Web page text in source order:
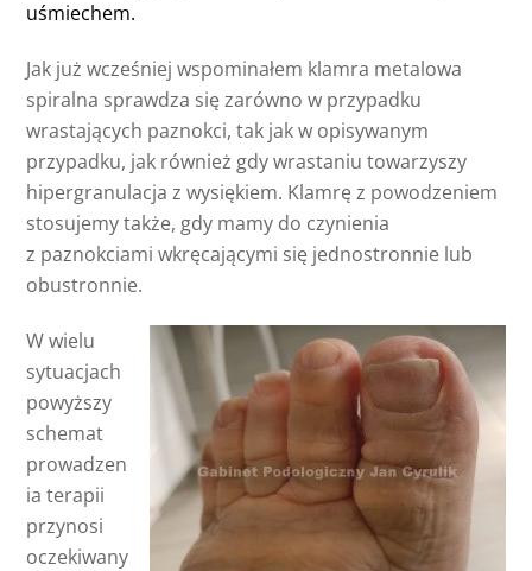
uśmiechem.
Jak już wcześniej wspominałem klamra metalowa
spiralna sprawdza się zarówno w przypadku
wrastających paznokci, tak jak w opisywanym
przypadku, jak również gdy wrastaniu towarzyszy
hipergranulacja z wysiękiem. Klamrę z powodzeniem
stosujemy także, gdy mamy do czynienia
z paznokciami wkręcającymi się jednostronnie lub
obustronnie.
W wielu
sytuacjach
powyższy
schemat
prowadzen
ia terapii
przynosi
oczekiwany